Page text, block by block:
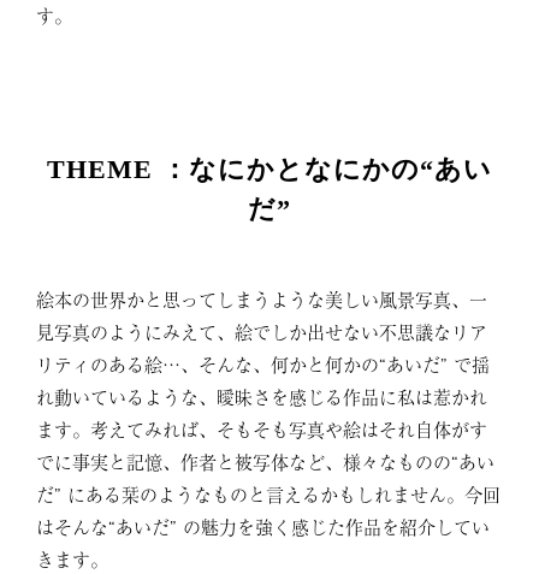
す。
THEME ：なにかとなにかの“あい
だ”
絵本の世界かと思ってしまうような美しい風景写真、一
見写真のようにみえて、絵でしか出せない不思議なリア
リティのある絵…、そんな、何かと何かの“あいだ” で揺
れ動いているような、曖昧さを感じる作品に私は惹かれ
ます。考えてみれば、そもそも写真や絵はそれ自体がす
でに事実と記憶、作者と被写体など、様々なものの“あい
だ” にある栞のようなものと言えるかもしれません。今回
はそんな“あいだ” の魅力を強く感じた作品を紹介してい
きます。